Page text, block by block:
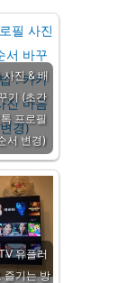
사진 & 배
기 (초간
프로필
서 변경)
유플러
즐기는 방